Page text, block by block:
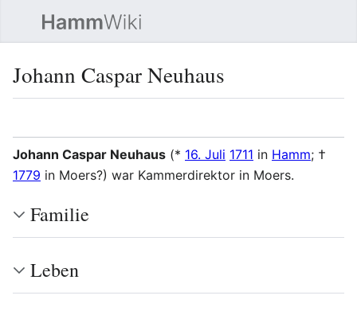
Johann Caspar Neuhaus
Johann Caspar Neuhaus (* 16. Juli 1711 in Hamm; †
1779 in Moers?) war Kammerdirektor in Moers.
Familie
Leben